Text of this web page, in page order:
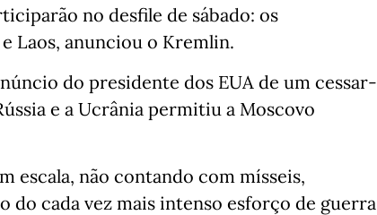
no desfile de sábado: os
Laos, anunciou o Kremlin.
do presidente dos EUA de um cessar-
e a Ucrânia permitiu a Moscovo
escala, não contando com mísseis,
do cada vez mais intenso esforço de guerra